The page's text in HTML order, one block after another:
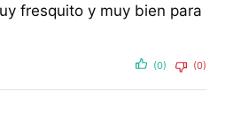
fresquito y muy bien para
(0) (0)